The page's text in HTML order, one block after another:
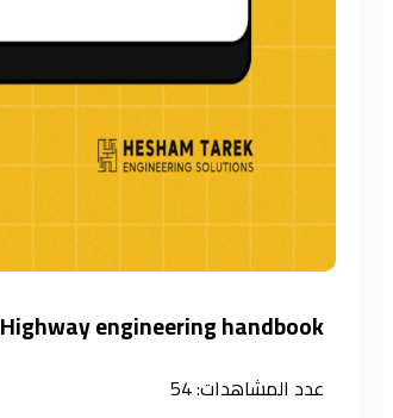
Highway engineering handbook
عدد المشاهدات: